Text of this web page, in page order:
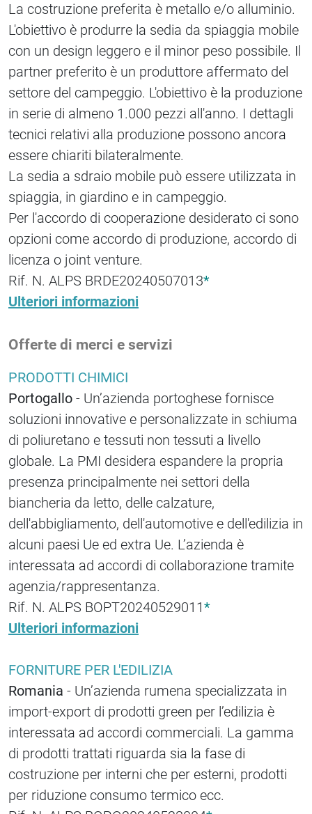
La costruzione preferita è metallo e/o alluminio.
L'obiettivo è produrre la sedia da spiaggia mobile
con un design leggero e il minor peso possibile. Il
partner preferito è un produttore affermato del
settore del campeggio. L'obiettivo è la produzione
in serie di almeno 1.000 pezzi all'anno. I dettagli
tecnici relativi alla produzione possono ancora
essere chiariti bilateralmente.
La sedia a sdraio mobile può essere utilizzata in
spiaggia, in giardino e in campeggio.
Per l'accordo di cooperazione desiderato ci sono
opzioni come accordo di produzione, accordo di
licenza o joint venture.
Rif. N. ALPS BRDE20240507013*
Ulteriori informazioni
Offerte di merci e servizi
PRODOTTI CHIMICI
Portogallo - Un’azienda portoghese fornisce
soluzioni innovative e personalizzate in schiuma
di poliuretano e tessuti non tessuti a livello
globale. La PMI desidera espandere la propria
presenza principalmente nei settori della
biancheria da letto, delle calzature,
dell'abbigliamento, dell'automotive e dell'edilizia in
alcuni paesi Ue ed extra Ue. L’azienda è
interessata ad accordi di collaborazione tramite
agenzia/rappresentanza.
Rif. N. ALPS BOPT20240529011*
Ulteriori informazioni
FORNITURE PER L'EDILIZIA
Romania - Un’azienda rumena specializzata in
import-export di prodotti green per l’edilizia è
interessata ad accordi commerciali. La gamma
di prodotti trattati riguarda sia la fase di
costruzione per interni che per esterni, prodotti
per riduzione consumo termico ecc.